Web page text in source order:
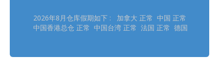
2026年8月仓库假期如下 : 加拿大 正常 中国 正常
中国香港总仓 正常 中国台湾 正常 法国 正常 德国
美国德拉华州 (免税仓及海运仓) 正常